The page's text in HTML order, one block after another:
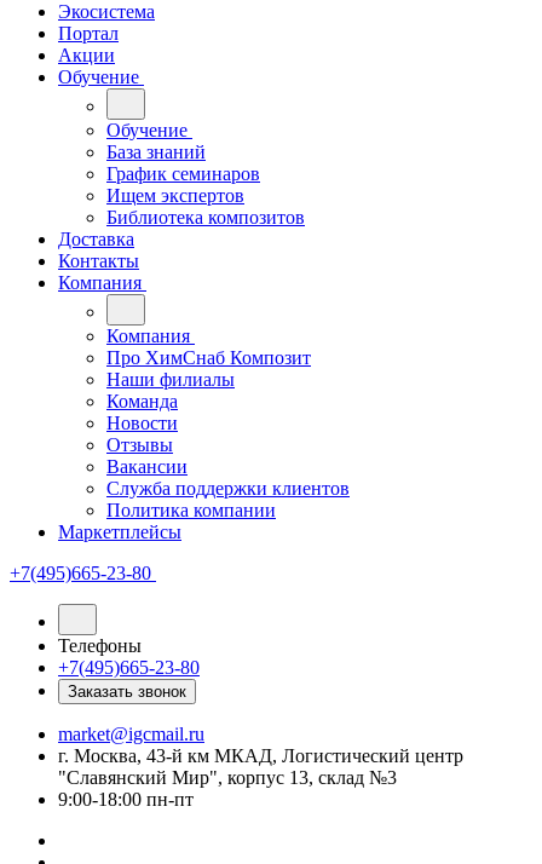
Экосистема
Портал
Акции
Обучение
Обучение
База знаний
График семинаров
Ищем экспертов
Библиотека композитов
Доставка
Контакты
Компания
Компания
Про ХимСнаб Композит
Наши филиалы
Команда
Новости
Отзывы
Вакансии
Служба поддержки клиентов
Политика компании
Маркетплейсы
+7(495)665-23-80
Телефоны
+7(495)665-23-80
Заказать звонок
market@igcmail.ru
г. Москва, 43-й км МКАД, Логистический центр
"Славянский Мир", корпус 13, склад №3
9:00-18:00 пн-пт